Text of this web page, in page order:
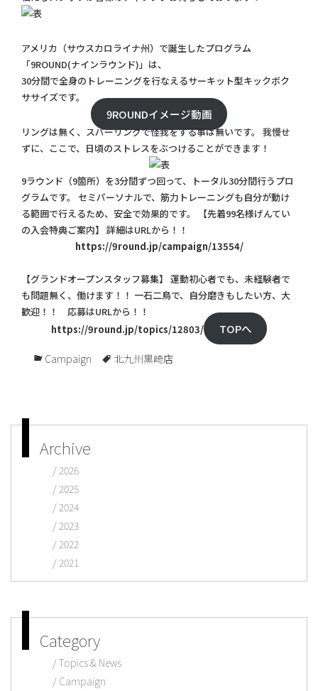
アメリカ（サウスカロライナ州）で誕生したプログラム
「9ROUND(ナインラウンド)」は、
30分間で全身のトレーニングを行なえるサーキット型キックボク
ササイズです。
9ROUNDイメージ動画
リングは無く、スパーリングで怪我をする事は無いです。 我慢せ
ずに、ここで、日頃のストレスをぶつけることができます！
9ラウンド（9箇所）を3分間ずつ回って、トータル30分間行うプロ
グラムです。 セミパーソナルで、筋力トレーニングも自分が動け
る範囲で行えるため、安全で効果的です。 【先着99名様げんてい
の入会特典ご案内】 詳細はURLから！！
https://9round.jp/campaign/13554/
【グランドオープンスタッフ募集】 運動初心者でも、未経験者で
も問題無く、働けます！！ 一石二鳥で、自分磨きもしたい方、大
歓迎！！ 応募はURLから！！
https://9round.jp/topics/12803/
TOPへ
Campaign 北九州黒崎店
Archive
2026
2025
2024
2023
2022
2021
Category
Topics & News
Campaign